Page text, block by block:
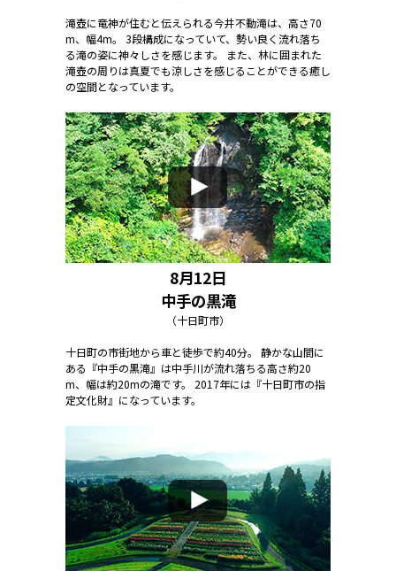
滝壺に竜神が住むと伝えられる今井不動滝は、高さ70
m、幅4m。 3段構成になっていて、勢い良く流れ落ち
る滝の姿に神々しさを感じます。 また、林に囲まれた
滝壺の周りは真夏でも涼しさを感じることができる癒し
の空間となっています。
8月12日
中手の黒滝
（十日町市）
十日町の市街地から車と徒歩で約40分。 静かな山間に
ある『中手の黒滝』は中手川が流れ落ちる高さ約20
m、幅は約20mの滝です。 2017年には『十日町市の指
定文化財』になっています。